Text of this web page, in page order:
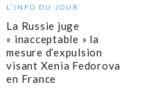
L'INFO DU JOUR
La Russie juge
« inacceptable » la
mesure d’expulsion
visant Xenia Fedorova
en France